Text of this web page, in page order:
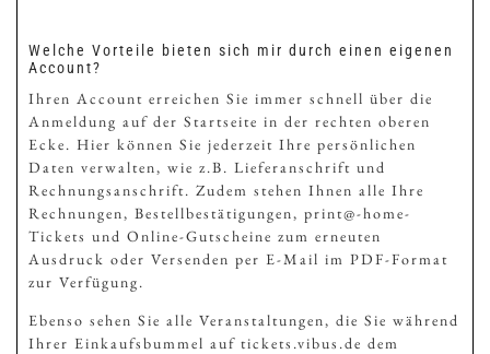
Welche Vorteile bieten sich mir durch einen eigenen
Account?
Ihren Account erreichen Sie immer schnell über die
Anmeldung auf der Startseite in der rechten oberen
Ecke. Hier können Sie jederzeit Ihre persönlichen
Daten verwalten, wie z.B. Lieferanschrift und
Rechnungsanschrift. Zudem stehen Ihnen alle Ihre
Rechnungen, Bestellbestätigungen, print@-home-
Tickets und Online-Gutscheine zum erneuten
Ausdruck oder Versenden per E-Mail im PDF-Format
zur Verfügung.
Ebenso sehen Sie alle Veranstaltungen, die Sie während
Ihrer Einkaufsbummel auf tickets.vibus.de dem